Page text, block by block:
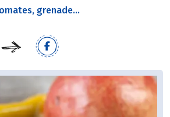
grenade...